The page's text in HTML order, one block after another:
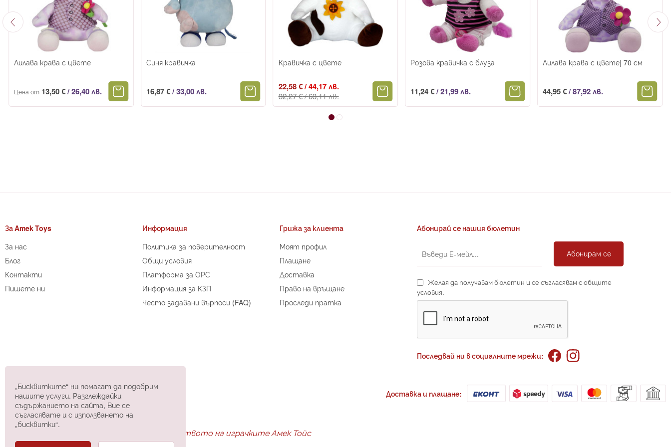
Лилава крава с цвете
Цена от 13,50 €/26,40 лв.
Синя кравичка
16,87 €/33,00 лв.
Кравичка с цвете
Промо
цена
22,58 €/44,17 лв.
32,27 €/63,11 лв.
Розова кравичка с блуза
11,24 €/21,99 лв.
Лилава крава с цвете| 70 см
44,95 €/87,92 лв.
За Amek Toys
За нас
Блог
Контакти
Пишете ни
Информация
Политика за поверителност
Общи условия
Платформа за ОРС
Информация за КЗП
Често задавани върпоси (FAQ)
Грижа за клиента
Моят профил
Плащане
Доставка
Право на връщане
Проследи пратка
Абонирай се нашия бюлетин
Абонирам се
Желая да получавам бюлетин и се съгласявам с общите
условия.
Последвай ни в социалните мрежи:
Открийте огромното разнообразие в царството на играчките Амек Тойс
Доставка и плащане:
„Бисквитките“ ни помагат да подобрим
нашите услуги. Разглеждайки
съдържанието на сайта, Вие се
съгласявате и с използването на
„бисквитки“.